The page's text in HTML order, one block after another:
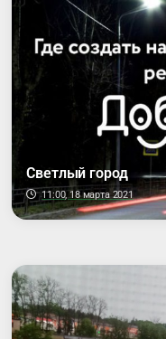
Светлый город
11:00, 18 марта 2021